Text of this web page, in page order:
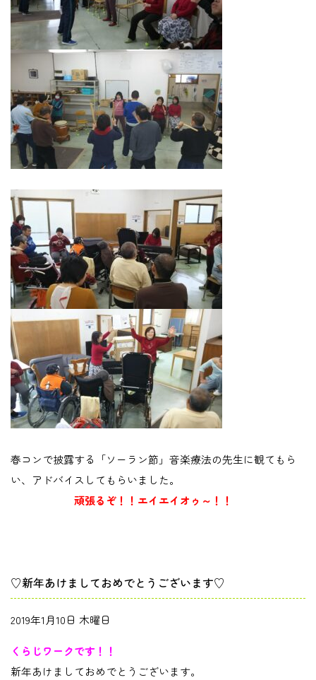
春コンで披露する「ソーラン節」音楽療法の先生に観てもら
い、アドバイスしてもらいました。
頑張るぞ！！エイエイオゥ～！！
♡新年あけましておめでとうございます♡
2019年1月10日 木曜日
くらじワークです！！
新年あけましておめでとうございます。